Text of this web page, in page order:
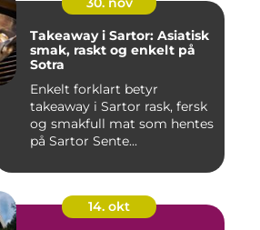
Takeaway i Sartor: Asiatisk
smak, raskt og enkelt på
Sotra
Enkelt forklart betyr
takeaway i Sartor rask, fersk
og smakfull mat som hentes
på Sartor Sente...
14. okt